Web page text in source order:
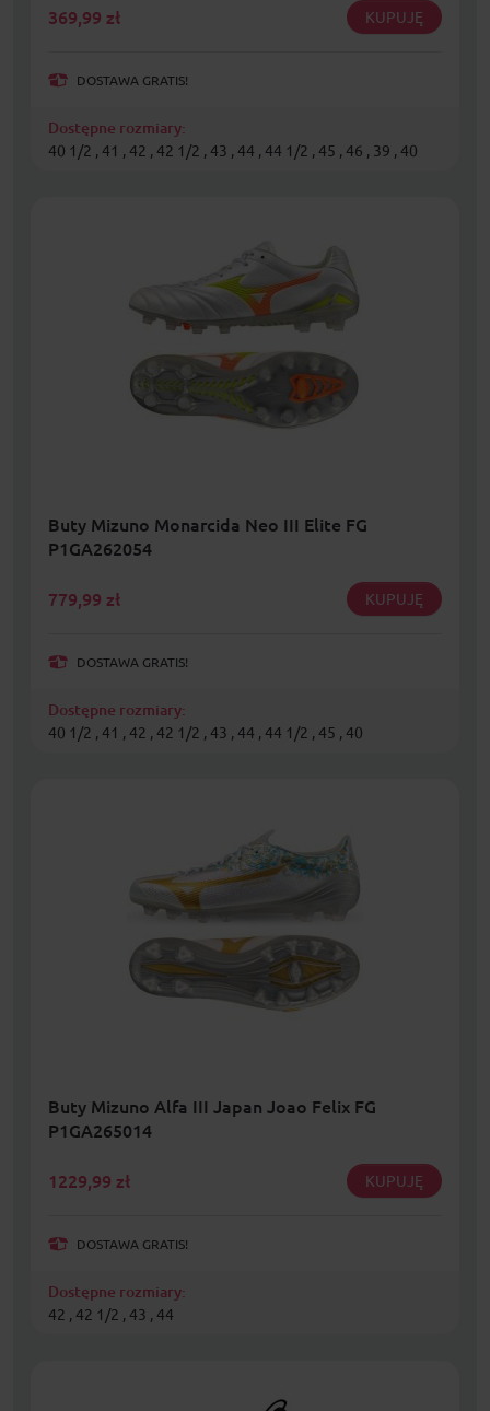
369,99 zł KUPUJĘ
DOSTAWA GRATIS!
Dostępne rozmiary:
40 1/2 , 41 , 42 , 42 1/2 , 43 , 44 , 44 1/2 , 45 , 46 , 39 , 40
Buty Mizuno Monarcida Neo III Elite FG
P1GA262054
779,99 zł KUPUJĘ
DOSTAWA GRATIS!
Dostępne rozmiary:
40 1/2 , 41 , 42 , 42 1/2 , 43 , 44 , 44 1/2 , 45 , 40
Buty Mizuno Alfa III Japan Joao Felix FG
P1GA265014
1229,99 zł KUPUJĘ
DOSTAWA GRATIS!
Dostępne rozmiary:
42 , 42 1/2 , 43 , 44